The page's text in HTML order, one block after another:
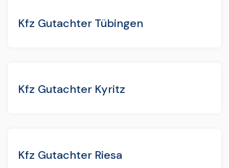
Kfz Gutachter Tübingen
Kfz Gutachter Kyritz
Kfz Gutachter Riesa